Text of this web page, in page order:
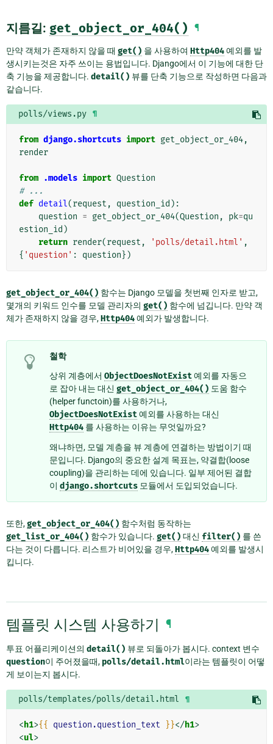
지름길: get_object_or_404() ¶
만약 객체가 존재하지 않을 때 get() 을 사용하여 Http404예외를 발
생시키는것은 자주 쓰이는 용법입니다. Django에서 이 기능에 대한 단
축 기능을 제공합니다. detail() 뷰를 단축 기능으로 작성하면 다음과
같습니다.
polls/views.py ¶
from django.shortcuts import get_object_or_404,
render
from .models import Question
# ...
def detail(request , question_id ):
question = get_object_or_404(Question , pk=qu
estion_id )
return render(request , 'polls/detail.html' ,
{ 'question' : question})
get_object_or_404() 함수는 Django 모델을 첫번째 인자로 받고,
몇개의 키워드 인수를 모델 관리자의 get() 함수에 넘깁니다. 만약 객
체가 존재하지 않을 경우,Http404예외가 발생합니다.
철학
상위 계층에서 ObjectDoesNotExist예외를 자동으
로 잡아 내는 대신 get_object_or_404() 도움 함수
(helper functoin)를 사용하거나,
ObjectDoesNotExist예외를 사용하는 대신
Http404 를 사용하는 이유는 무엇일까요?
왜냐하면, 모델 계층을 뷰 계층에 연결하는 방법이기 때
문입니다. Django의 중요한 설계 목표는, 약결합(loose
coupling)을 관리하는 데에 있습니다. 일부 제어된 결합
이 django.shortcuts 모듈에서 도입되었습니다.
또한,get_object_or_404() 함수처럼 동작하는
get_list_or_404() 함수가 있습니다. get() 대신 filter() 를 쓴
다는 것이 다릅니다. 리스트가 비어있을 경우,Http404예외를 발생시
킵니다.
템플릿 시스템 사용하기 ¶
투표 어플리케이션의 detail() 뷰로 되돌아가 봅시다. context 변수
question이 주어졌을때, polls/detail.html이라는 템플릿이 어떻
게 보이는지 봅시다.
polls/templates/polls/detail.html ¶
<h1>{{ question.question_text }}</h1>
<ul>